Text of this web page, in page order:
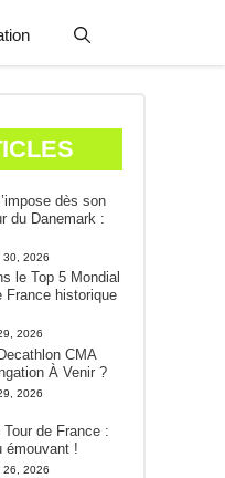
dès son
du Danemark :
30, 2026
le Top 5 Mondial
France historique
2026
CMA
À Venir ?
2026
de France :
émouvant !
26, 2026